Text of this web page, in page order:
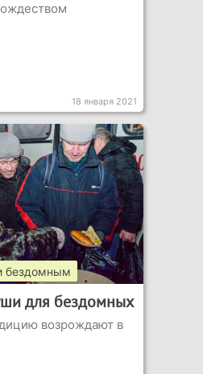
18 января 2021
бездомным
для бездомных
возрождают в